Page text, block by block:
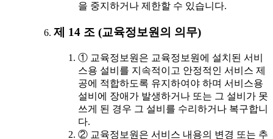
을 중지하거나 제한할 수 있습니다.
제 14 조 (교육정보원의 의무)
① 교육정보원은 교육정보원에 설치된 서비
스용 설비를 지속적이고 안정적인 서비스 제
공에 적합하도록 유지하여야 하며 서비스용
설비에 장애가 발생하거나 또는 그 설비가 못
쓰게 된 경우 그 설비를 수리하거나 복구합니
다.
② 교육정보원은 서비스 내용의 변경 또는 추